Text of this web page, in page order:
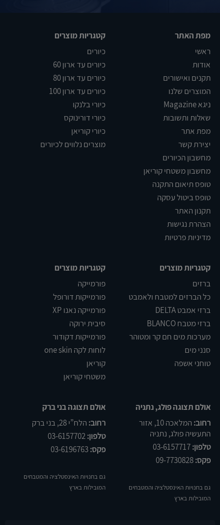
מפת האתר
ראשי
אודות
תקנים ואישורים
המוצרים שלנו
ניגא Magazine
שאלות ותשובות
מפת אתר
יצירת קשר
מחשבון הכיורים
מחשבון משטחי קוריאן
טופס תיאום התקנה
טופס ביטול עסקה
תקנון האתר
הצהרת נגישות
מדיניות פרטיות
קטגריות מוצרים
כיורים
כיורים עד ארון 60
כיורים עד ארון 80
כיורים עד ארון 100
כיורי בלנקו
כיורי דורינוקס
כיורי קוריאן
מוצרים נלווים לכיורים
קטגריות מוצרים
ברזים
כל הברזים למטבח ולאמבט
ברזי אמבט DELTA
ברזי מטבח BLANCO
מערכות מים חם קר ומטוהר
סנני מים
טוחני אשפה
קטגריות מוצרים
פורמייקה
פורמייקות דורופל
פורמייקה נאנו XP
סיבית ירוקה
פורמייקות דקודור
לוחות לקה one skin
קוריאן
משטחי קוריאן
אולם תצוגה פולג, נתניה
רחוב:
המלאכה 10, אזור
התעשיה פולג, נתניה
טלפון:03-6157717
פקס:
גם בחנויות האינסטלציה והמטבחים
המובילות בארץ
אולם תצוגה בני ברק
רחוב: הלח”י 28, בני ברק
טלפון:03-6157702
פקס:
גם בחנויות האינסטלציה והמטבחים
המובילות בארץ